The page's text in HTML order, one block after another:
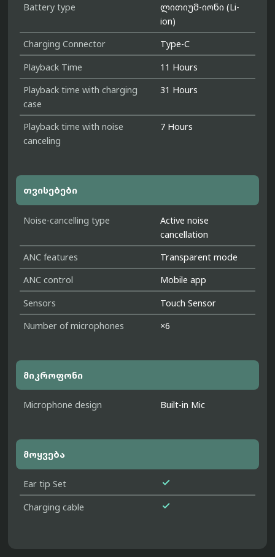
Battery type
ლითიუმ-იონი (Li-
ion)
Charging Connector
Type-C
Playback Time
11 Hours
Playback time with charging
case
31 Hours
Playback time with noise
canceling
7 Hours
თვისებები
Noise-cancelling type
Active noise
cancellation
ANC features
Transparent mode
ANC control
Mobile app
Sensors
Touch Sensor
Number of microphones
×6
მიკროფონი
Microphone design Built-in Mic
მოყვება
Ear tip Set 
Charging cable 